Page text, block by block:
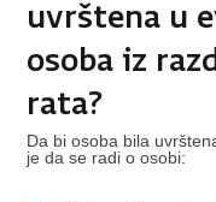
uvrštena u
osoba iz
rata?
Da bi osoba bila
je da se radi o osobi: